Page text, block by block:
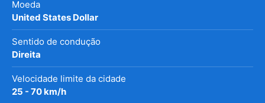
Moeda
United States Dollar
Sentido de condução
Direita
Velocidade limite da cidade
25 - 70 km/h